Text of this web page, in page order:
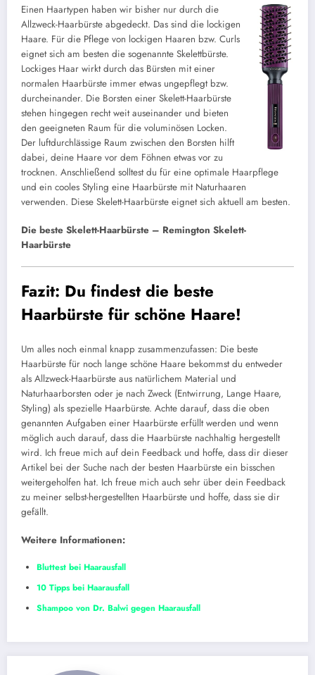
Einen Haartypen haben wir bisher nur durch die
Allzweck-Haarbürste abgedeckt. Das sind die lockigen
Haare. Für die Pflege von lockigen Haaren bzw. Curls
eignet sich am besten die sogenannte Skelettbürste.
Lockiges Haar wirkt durch das Bürsten mit einer
normalen Haarbürste immer etwas ungepflegt bzw.
durcheinander. Die Borsten einer Skelett-Haarbürste
stehen hingegen recht weit auseinander und bieten
den geeigneten Raum für die voluminösen Locken.
Der luftdurchlässige Raum zwischen den Borsten hilft
dabei, deine Haare vor dem Föhnen etwas vor zu
trocknen. Anschließend solltest du für eine optimale Haarpflege
und ein cooles Styling eine Haarbürste mit Naturhaaren
verwenden. Diese Skelett-Haarbürste eignet sich aktuell am besten.
Die beste Skelett-Haarbürste – Remington Skelett-
Haarbürste
Fazit: Du findest die beste
Haarbürste für schöne Haare!
Um alles noch einmal knapp zusammenzufassen: Die beste
Haarbürste für noch lange schöne Haare bekommst du entweder
als Allzweck-Haarbürste aus natürlichem Material und
Naturhaarborsten oder je nach Zweck (Entwirrung, Lange Haare,
Styling) als spezielle Haarbürste. Achte darauf, dass die oben
genannten Aufgaben einer Haarbürste erfüllt werden und wenn
möglich auch darauf, dass die Haarbürste nachhaltig hergestellt
wird. Ich freue mich auf dein Feedback und hoffe, dass dir dieser
Artikel bei der Suche nach der besten Haarbürste ein bisschen
weitergeholfen hat. Ich freue mich auch sehr über dein Feedback
zu meiner selbst-hergestellten Haarbürste und hoffe, dass sie dir
gefällt.
Weitere Informationen:
Bluttest bei Haarausfall
10 Tipps bei Haarausfall
Shampoo von Dr. Balwi gegen Haarausfall